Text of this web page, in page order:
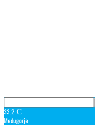
33.2 C
Međugorje